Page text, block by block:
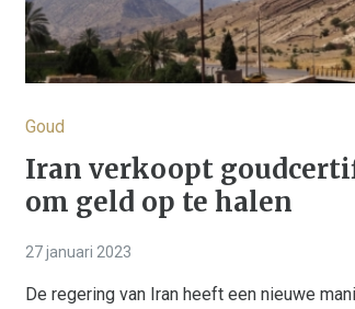
Goud
Iran verkoopt
om geld op te halen
27 januari 2023
De regering van Iran heeft een nieuwe